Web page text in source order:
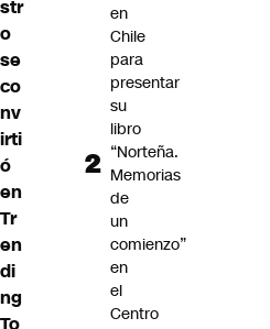
str
o
se
co
nv
irti
ó
en
Tr
en
di
ng
To
en
Chile
para
presentar
su
libro
“Norteña.
Memorias
de
un
comienzo”
en
el
Centro